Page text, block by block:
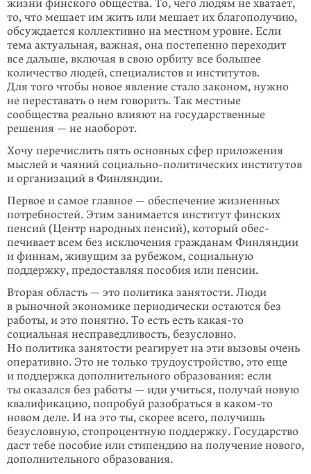
жизни финского общества. То, чего людям не хватает,
то, что мешает им жить или мешает их благополучию,
обсуждается коллективно на местном уровне. Если
тема актуальная, важная, она постепенно переходит
все дальше, включая в свою орбиту все большее
количество людей, специалистов и институтов.
Для того чтобы новое явление стало законом, нужно
не переставать о нем гово­рить. Так местные
сообщества реально влияют на государственные
решения — не наоборот.
Хочу перечислить пять основных сфер приложения
мыслей и чаяний социально-политических институтов
и организаций в Финляндии.
Первое и самое главное — обеспечение жизненных
потребностей. Этим зани­мается институт финских
пенсий (Центр народных пенсий), который обес­
печивает всем без исключения гражданам Финляндии
и финнам, живущим за рубежом, социальную
поддержку, предоставляя пособия или пенсии.
Вторая область — это политика занятости. Люди
в рыночной экономике перио­дически остаются без
работы, и это понятно. То есть есть какая-то
социальная несправедливость, безусловно.
Но политика заня­тости реагирует на эти вызо­вы очень
оперативно. Это не только трудоустройство, это еще
и поддержка дополнительного образования: если
ты оказался без работы — иди учиться, получай новую
квалификацию, попробуй разобраться в каком-то
новом деле. И на это ты, скорее всего, получишь
безусловную, стопроцентную поддержку. Государство
даст тебе пособие или стипендию на получение нового,
дополни­тельного образования.